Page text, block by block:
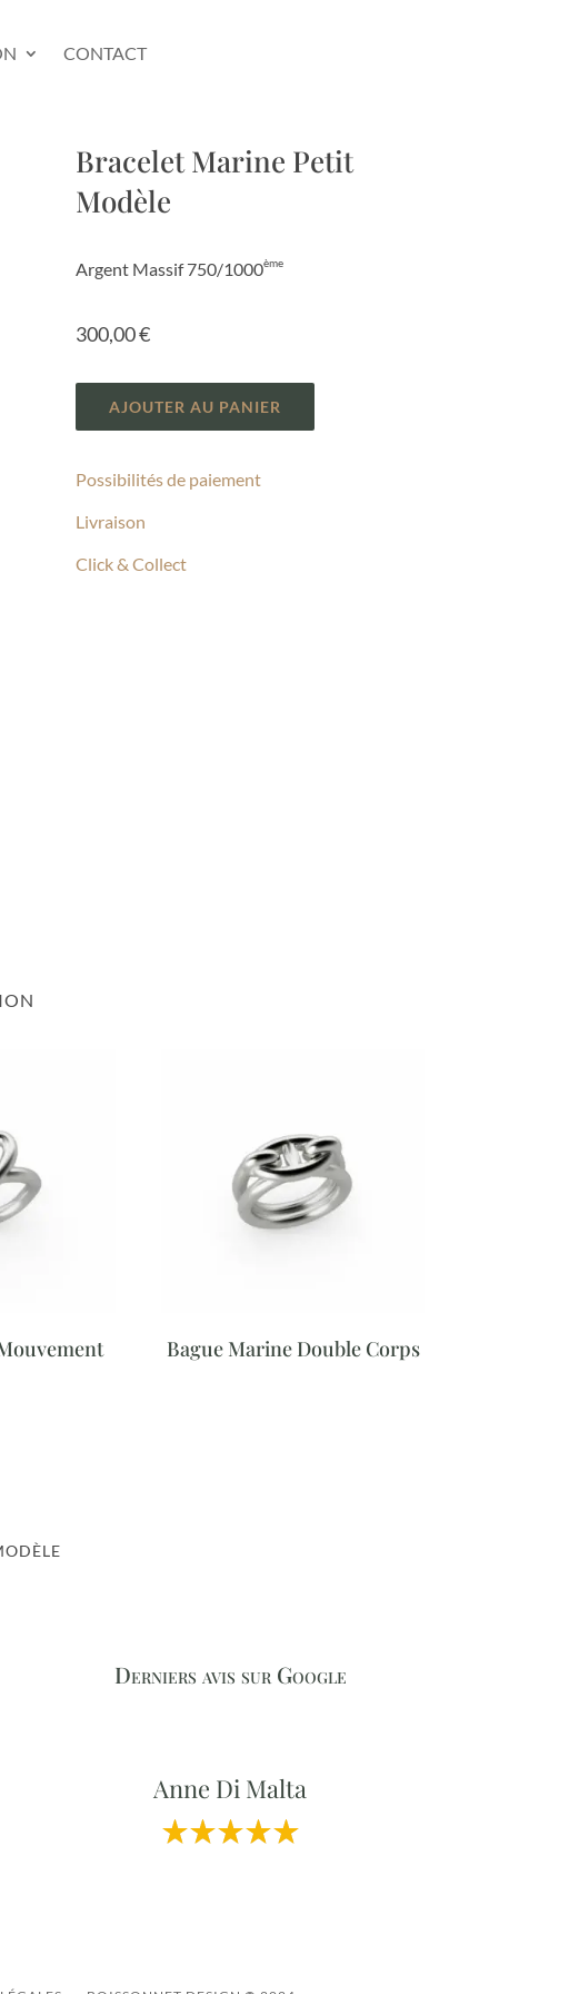
CONTACT
Bracelet Marine Petit
Modèle
Argent Massif 750/1000ème
300,00€
AJOUTER AU PANIER
Possibilités de paiement
Livraison
Click & Collect
Bague Marine Double Corps
Derniers avis sur Google
Anne Di Malta